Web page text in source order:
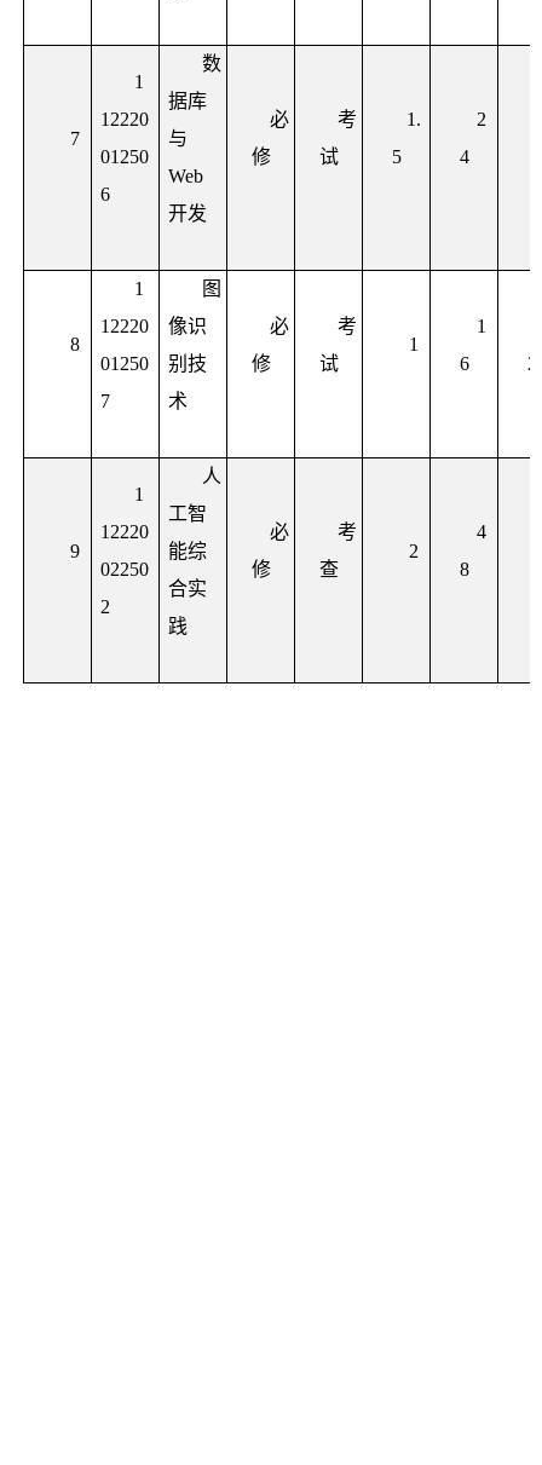
7
1
12220
01250
6
数
据库
与
Web
开发
必
修
考
试
1.
5
2
4
8
1
12220
01250
7
图
像识
别技
术
必
修
考
试
1
1
6
2
9
1
12220
02250
2
人
工智
能综
合实
践
必
修
考
查
2
4
8